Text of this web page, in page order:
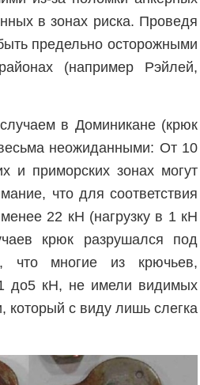
в зонах риска. Проведя
предельно осторожными
(например Рэйлей,
в Доминикане (крюк
весьма неожиданными: От 10
и приморских зонах могут
что для соответствия
22 кН (нагрузку в 1 кН
крюк разрушался под
что многие из крючьев,
1 до5 кН, не имели видимых
который с виду лишь слегка